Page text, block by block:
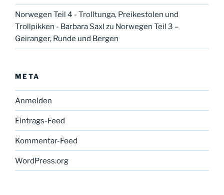
Norwegen Teil 4 - Trolltunga, Preikestolen und
Trollpikken - Barbara Saxl zu Norwegen Teil 3 –
Geiranger, Runde und Bergen
META
Anmelden
Eintrags-Feed
Kommentar-Feed
WordPress.org